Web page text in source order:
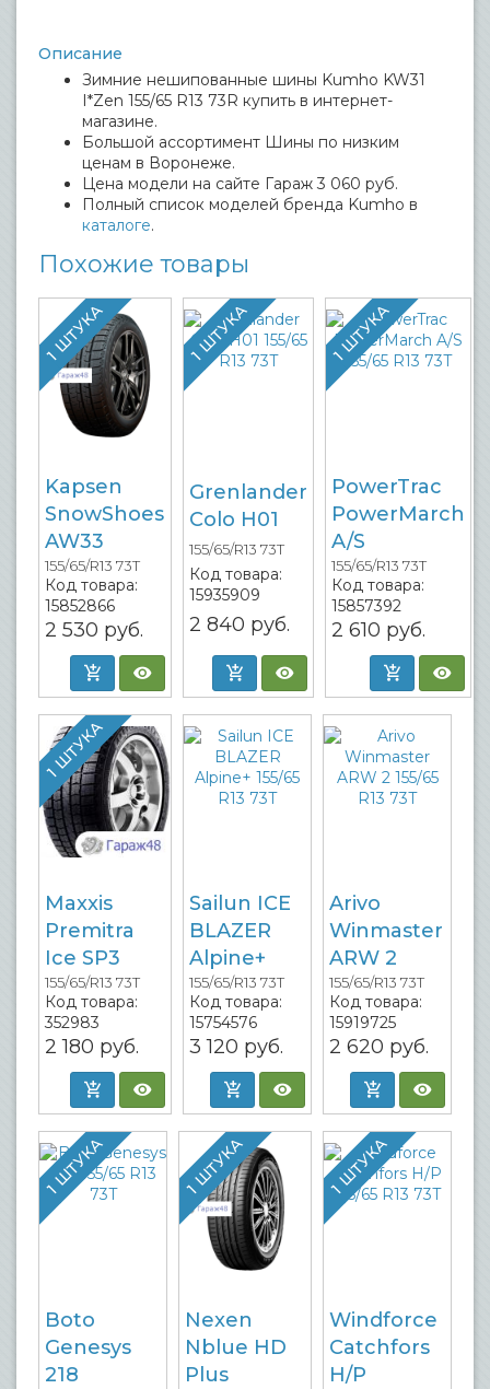
Описание
Зимние нешипованные шины Kumho KW31
I*Zen 155/65 R13 73R купить в интернет-
магазине.
Большой ассортимент Шины по низким
ценам в Воронеже.
Цена модели на сайте Гараж 3 060 руб.
Полный список моделей бренда Kumho в
каталоге.
Похожие товары
1 ШТУКА
Kapsen
SnowShoes
AW33
155/65/R13 73T
Код товара:
15852866
2 530 руб.
1 ШТУКА
Grenlander
Colo H01
155/65/R13 73T
Код товара:
15935909
2 840 руб.
1 ШТУКА
PowerTrac
PowerMarch
A/S
155/65/R13 73T
Код товара:
15857392
2 610 руб.
1 ШТУКА
Maxxis
Premitra
Ice SP3
155/65/R13 73T
Код товара:
352983
2 180 руб.
Sailun ICE
BLAZER
Alpine+
155/65/R13 73T
Код товара:
15754576
3 120 руб.
Arivo
Winmaster
ARW 2
155/65/R13 73T
Код товара:
15919725
2 620 руб.
1 ШТУКА
Boto
Genesys
218
1 ШТУКА
Nexen
Nblue HD
Plus
1 ШТУКА
Windforce
Catchfors
H/P